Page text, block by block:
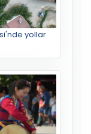
yollar